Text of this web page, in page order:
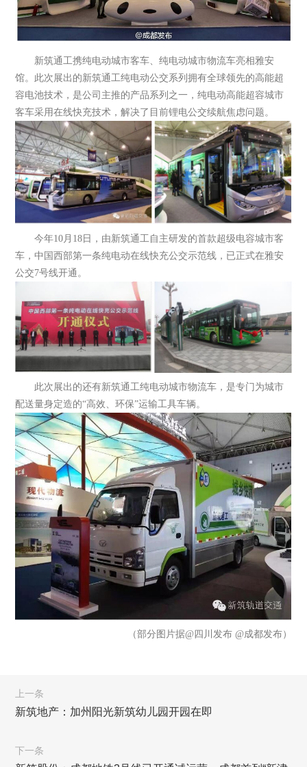
新筑通工携纯电动城市客车、纯电动城市物流车亮相雅安
馆。此次展出的新筑通工纯电动公交系列拥有全球领先的高能超
容电池技术，是公司主推的产品系列之一，纯电动高能超容城市
客车采用在线快充技术，解决了目前锂电公交续航焦虑问题。
今年10月18日，由新筑通工自主研发的首款超级电容城市客
车，中国西部第一条纯电动在线快充公交示范线，已正式在雅安
公交7号线开通。
此次展出的还有新筑通工纯电动城市物流车，是专门为城市
配送量身定造的“高效、环保”运输工具车辆。
（部分图片据@四川发布 @成都发布）
上一条
新筑地产：加州阳光新筑幼儿园开园在即
下一条